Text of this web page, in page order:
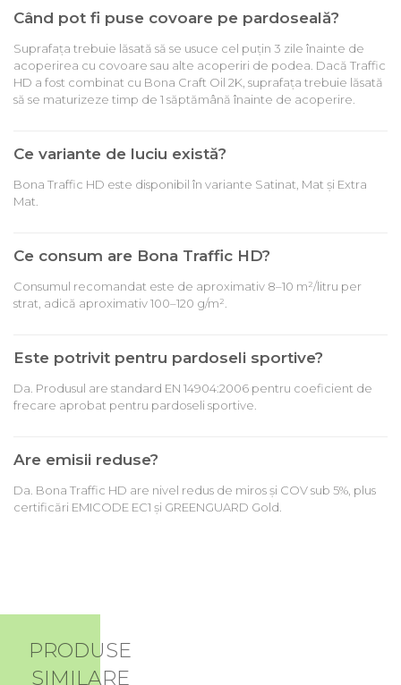
Când pot fi puse covoare pe pardoseală?
Suprafața trebuie lăsată să se usuce cel puțin 3 zile înainte de
acoperirea cu covoare sau alte acoperiri de podea. Dacă Traffic
HD a fost combinat cu Bona Craft Oil 2K, suprafața trebuie lăsată
să se maturizeze timp de 1 săptămână înainte de acoperire.
Ce variante de luciu există?
Bona Traffic HD este disponibil în variante Satinat, Mat și Extra
Mat.
Ce consum are Bona Traffic HD?
Consumul recomandat este de aproximativ 8–10 m²/litru per
strat, adică aproximativ 100–120 g/m².
Este potrivit pentru pardoseli sportive?
Da. Produsul are standard EN 14904:2006 pentru coeficient de
frecare aprobat pentru pardoseli sportive.
Are emisii reduse?
Da. Bona Traffic HD are nivel redus de miros și COV sub 5%, plus
certificări EMICODE EC1 și GREENGUARD Gold.
PRODUSE
SIMILARE